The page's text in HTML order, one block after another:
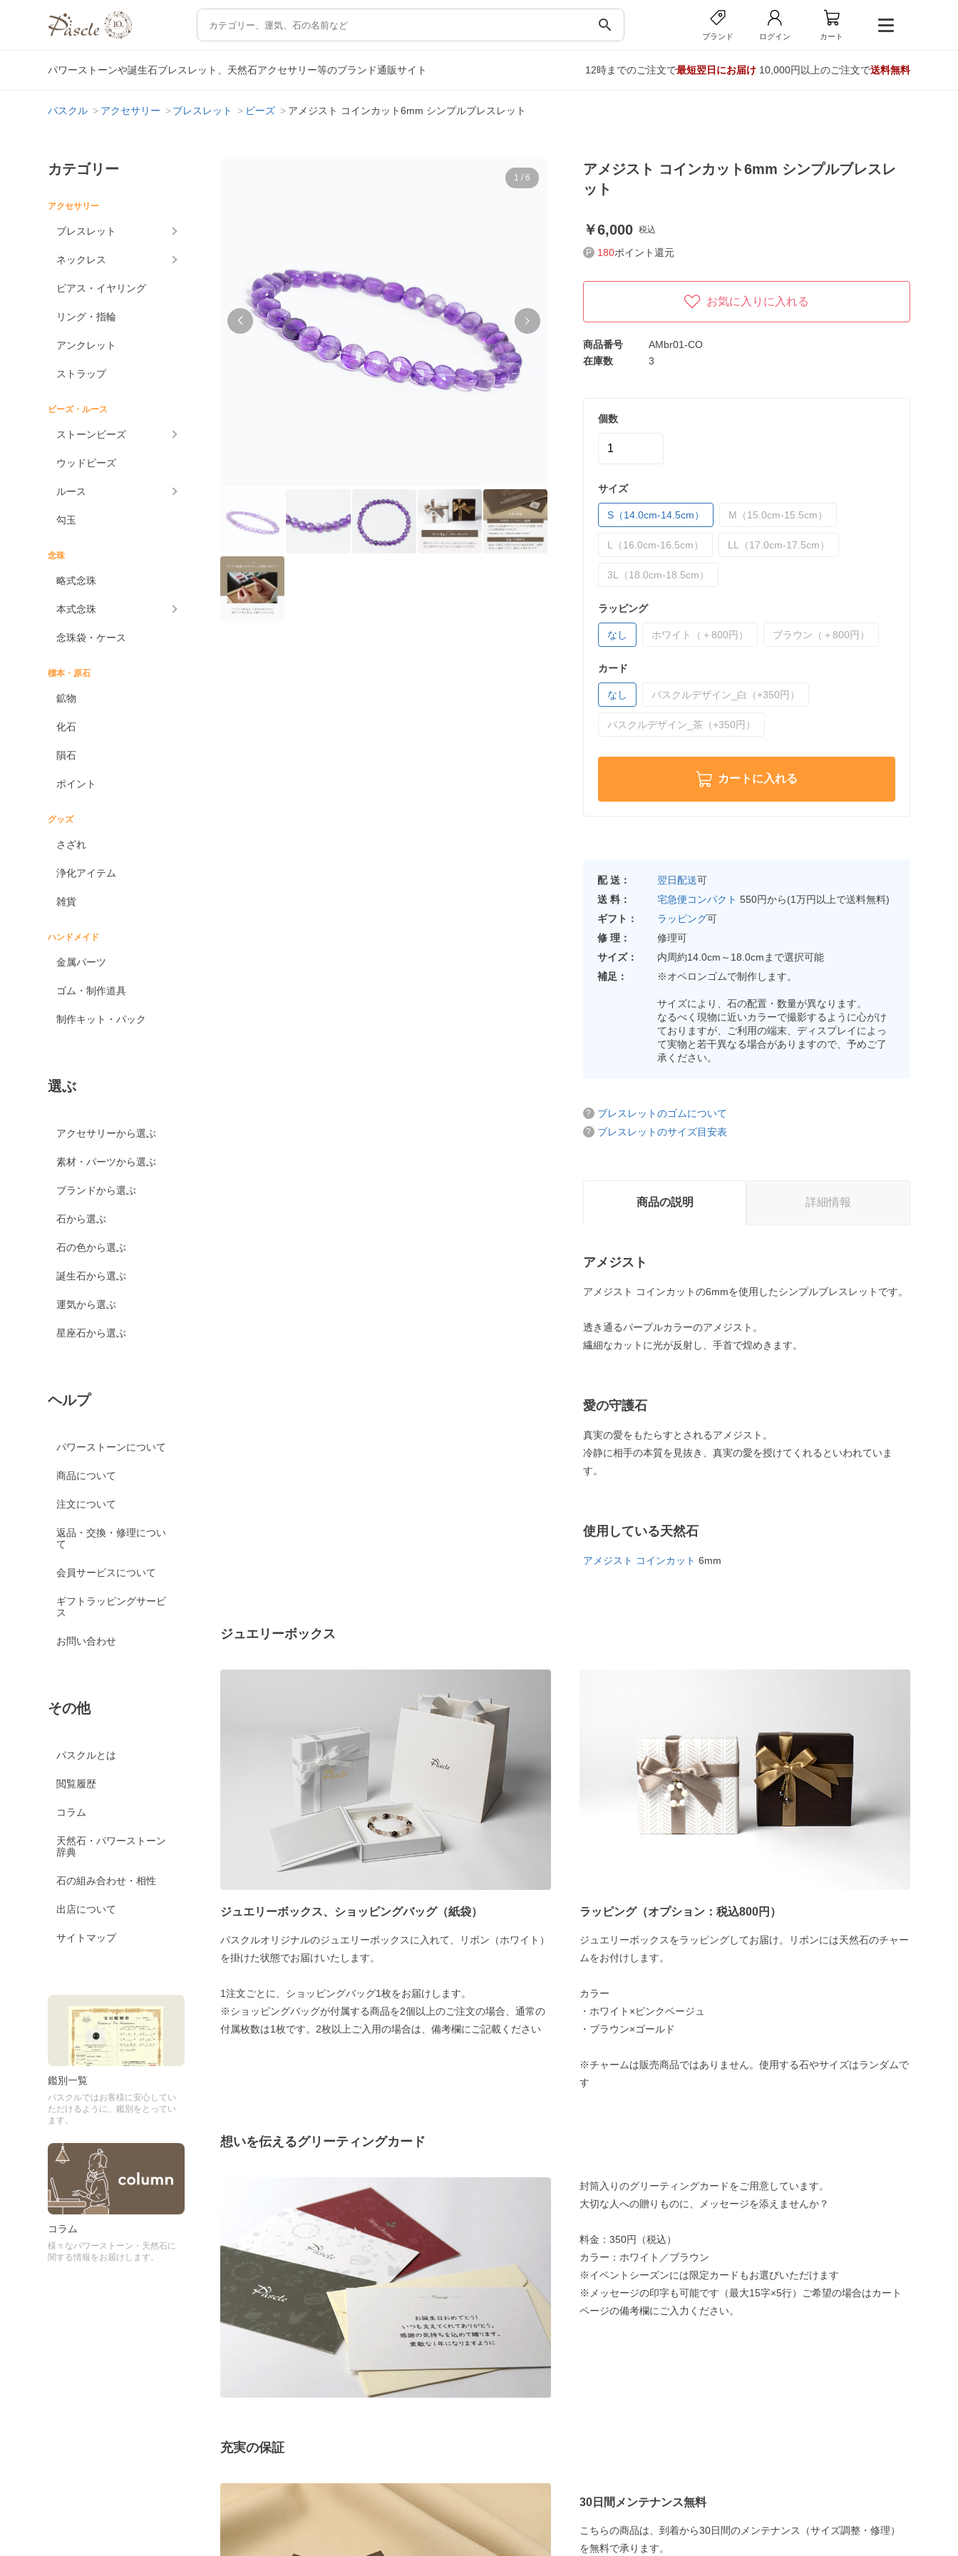
search
ブランド ログイン カート
パワーストーンや誕生石ブレスレット、天然石アクセサリー等のブランド通販サイト 12時までのご注文で最短翌日にお届け10,000円以上のご注文で送料無料
パスクル アクセサリー ブレスレット ビーズ アメジスト コインカット6mm シンプルブレスレット
カテゴリー
アクセサリー
ブレスレット
ネックレス
ピアス・イヤリング
リング・指輪
アンクレット
ストラップ
ビーズ・ルース
ストーンビーズ
ウッドビーズ
ルース
勾玉
念珠
略式念珠
本式念珠
念珠袋・ケース
標本・原石
鉱物
化石
隕石
ポイント
グッズ
さざれ
浄化アイテム
雑貨
ハンドメイド
金属パーツ
ゴム・制作道具
制作キット・パック
選ぶ
アクセサリーから選ぶ
素材・パーツから選ぶ
ブランドから選ぶ
石から選ぶ
石の色から選ぶ
誕生石から選ぶ
運気から選ぶ
星座石から選ぶ
ヘルプ
パワーストーンについて
商品について
注文について
返品・交換・修理につい
て
会員サービスについて
ギフトラッピングサービ
ス
お問い合わせ
その他
パスクルとは
閲覧履歴
コラム
天然石・パワーストーン
辞典
石の組み合わせ・相性
出店について
サイトマップ
鑑別一覧
パスクルではお客様に安心してい
ただけるように、鑑別をとってい
ます。
コラム
様々なパワーストーン・天然石に
関する情報をお届けします。
1 / 6
アメジスト コインカット6mm シンプルブレスレ
ット
6,000 税込
180ポイント還元
お気に入りに入れる
商品番号
AMbr01-CO
在庫数
3
個数
サイズ
S（14.0cm-14.5cm） M（15.0cm-15.5cm）
L（16.0cm-16.5cm） LL（17.0cm-17.5cm）
3L（18.0cm-18.5cm）
ラッピング
なし ホワイト（＋800円） ブラウン（＋800円）
カード
なし パスクルデザイン_白（+350円）
パスクルデザイン_茶（+350円）
カートに入れる
配 送： 翌日配送可
送 料：
宅急便コンパクト 550円から(1万円以上で送料無料)
ギフト：
ラッピング可
修 理：
修理可
サイズ：
内周約14.0cm～18.0cmまで選択可能
補足：
※オペロンゴムで制作します。
サイズにより、石の配置・数量が異なります。
なるべく現物に近いカラーで撮影するように心がけ
ておりますが、ご利用の端末、ディスプレイによっ
て実物と若干異なる場合がありますので、予めご了
承ください。
ブレスレットのゴムについて
ブレスレットのサイズ目安表
商品の説明 詳細情報
アメジスト
アメジスト コインカットの6mmを使用したシンプルブレスレットです。
透き通るパープルカラーのアメジスト。
繊細なカットに光が反射し、手首で煌めきます。
愛の守護石
真実の愛をもたらすとされるアメジスト。
冷静に相手の本質を見抜き、真実の愛を授けてくれるといわれていま
す。
使用している天然石
アメジスト コインカット 6mm
ジュエリーボックス
ジュエリーボックス、ショッピングバッグ（紙袋）
パスクルオリジナルのジュエリーボックスに入れて、リボン（ホワイト）
を掛けた状態でお届けいたします。
1注文ごとに、ショッピングバッグ1枚をお届けします。
※ショッピングバッグが付属する商品を2個以上のご注文の場合、通常の
付属枚数は1枚です。2枚以上ご入用の場合は、備考欄にご記載ください
ラッピング（オプション：税込800円）
ジュエリーボックスをラッピングしてお届け。リボンには天然石のチャー
ムをお付けします。
カラー
・ホワイト×ピンクベージュ
・ブラウン×ゴールド
※チャームは販売商品ではありません。使用する石やサイズはランダムで
す
想いを伝えるグリーティングカード
封筒入りのグリーティングカードをご用意しています。
大切な人への贈りものに、メッセージを添えませんか？
料金：350円（税込）
カラー：ホワイト／ブラウン
※イベントシーズンには限定カードもお選びいただけます
※メッセージの印字も可能です（最大15字×5行）ご希望の場合はカート
ページの備考欄にご入力ください。
充実の保証
30日間メンテナンス無料
こちらの商品は、到着から30日間のメンテナンス（サイズ調整・修理）
を無料で承ります。